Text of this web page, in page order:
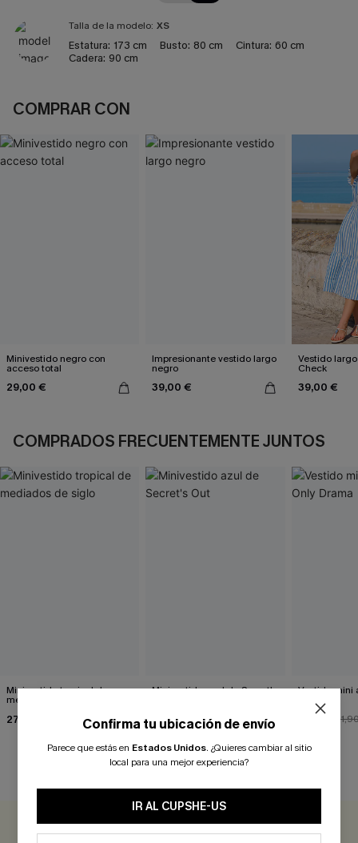
Talla de la modelo: XS
Estatura: 173 cm Busto: 80 cm Cintura: 60 cm
Cadera: 90 cm
COMPRAR CON
Minivestido negro con
acceso total
29,00 €
Impresionante vestido largo
negro
39,00 €
Vestido
Check
39,00 €
COMPRADOS FRECUENTEMENTE JUNTOS
Minivestido tropical de
mediados de siglo
27,10 €
Minivestido azul de Secret's
33,00 €
Vestido mini
0.0
Confirma tu ubicación de envío
Parece que estás en Estados Unidos. ¿Quieres cambiar al sitio
local para una mejor experiencia?
IR AL CUPSHE-US